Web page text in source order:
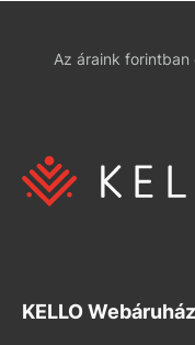
Az áraink
KELLO Webáruház